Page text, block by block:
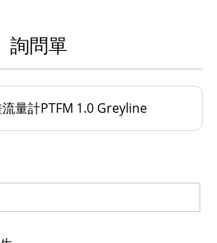
詢問單
量計PTFM 1.0 Greyline